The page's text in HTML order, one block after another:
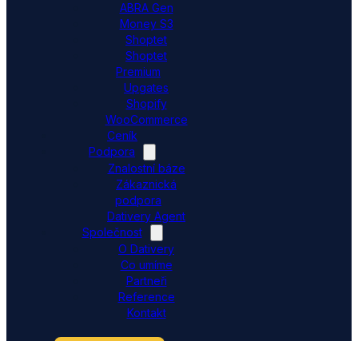
ABRA Gen
Money S3
Shoptet
Shoptet
Premium
Upgates
Shopify
WooCommerce
Ceník
Podpora
Znalostní báze
Zákaznická
podpora
Dativery Agent
Společnost
O Dativery
Co umíme
Partneři
Reference
Kontakt